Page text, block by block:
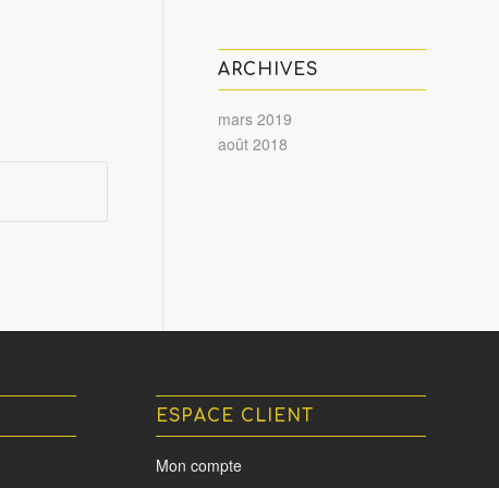
ARCHIVES
mars 2019
août 2018
ESPACE CLIENT
Mon compte